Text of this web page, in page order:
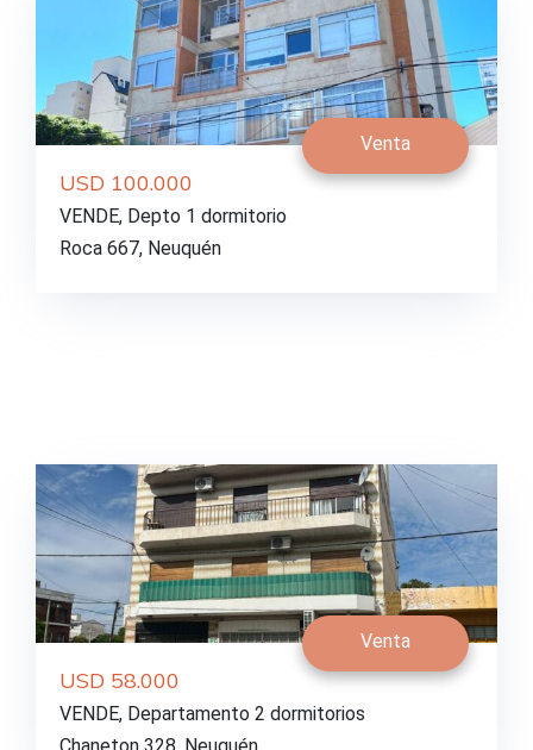
Venta
USD 100.000
VENDE, Depto 1 dormitorio
Roca 667, Neuquén
Venta
USD 58.000
VENDE, Departamento 2 dormitorios